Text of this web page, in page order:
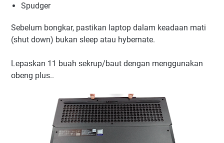
Spudger
Sebelum bongkar, pastikan laptop dalam keadaan mati
(shut down) bukan sleep atau hybernate.
Lepaskan 11 buah sekrup/baut dengan menggunakan
obeng plus..